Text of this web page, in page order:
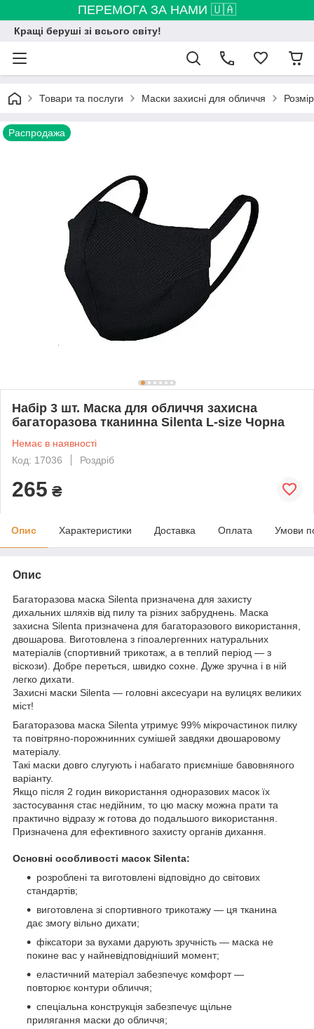
ПЕРЕМОГА ЗА НАМИ 🇺🇦
Кращі беруші зі всього світу!
Товари та послуги Маски захисні для обличчя
Распродажа
Набір 3 шт. Маска для обличчя захисна
багаторазова тканинна Silenta L-size Чорна
Немає в наявності
Код: 17036
Роздріб
265 ₴
Опис Характеристики Доставка Оплата Умови
Опис
Багаторазова маска Silenta призначена для захисту
дихальних шляхів від пилу та різних забруднень. Маска
захисна Silenta призначена для багаторазового використання,
двошарова. Виготовлена з гіпоалергенних натуральних
матеріалів (спортивний трикотаж, а в теплий період — з
віскози). Добре переться, швидко сохне. Дуже зручна і в ній
легко дихати.
Захисні маски Silenta — головні аксесуари на вулицях великих
міст!
Багаторазова маска Silenta утримує 99% мікрочастинок пилку
та повітряно-порожнинних сумішей завдяки двошаровому
матеріалу.
Такі маски довго слугують і набагато приємніше бавовняного
варіанту.
Якщо після 2 годин використання одноразових масок їх
застосування стає недійним, то цю маску можна прати та
практично відразу ж готова до подальшого використання.
Призначена для ефективного захисту органів дихання.
Основні особливості масок Silenta:
розроблені та виготовлені відповідно до світових
стандартів;
виготовлена зі спортивного трикотажу — ця тканина
дає змогу вільно дихати;
фіксатори за вухами дарують зручність — маска не
покине вас у найневідповідніший момент;
еластичний матеріал забезпечує комфорт —
повторює контури обличчя;
спеціальна конструкція забезпечує щільне
прилягання маски до обличчя;